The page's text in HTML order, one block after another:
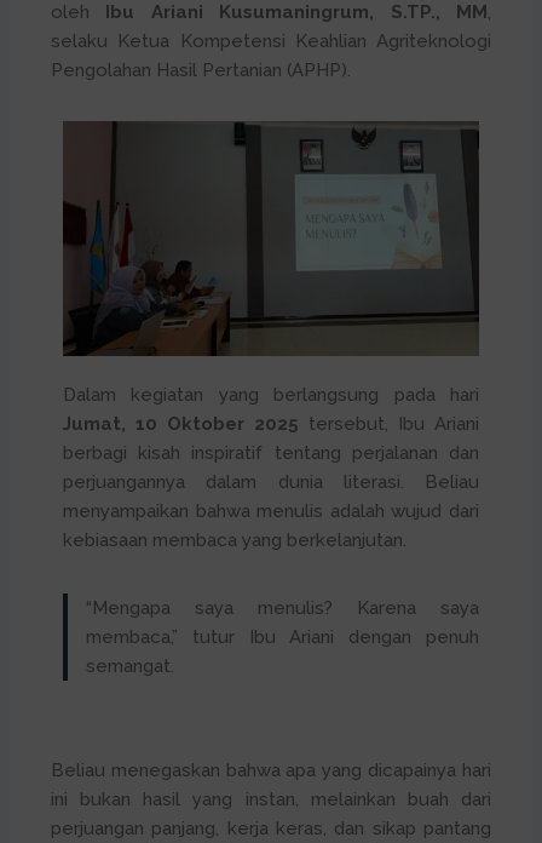
oleh Ibu Ariani Kusumaningrum, S.TP., MM,
selaku Ketua Kompetensi Keahlian Agriteknologi
Pengolahan Hasil Pertanian (APHP).
Dalam kegiatan yang berlangsung pada hari
Jumat, 10 Oktober 2025 tersebut, Ibu Ariani
berbagi kisah inspiratif tentang perjalanan dan
perjuangannya dalam dunia literasi. Beliau
menyampaikan bahwa menulis adalah wujud dari
kebiasaan membaca yang berkelanjutan.
“Mengapa saya menulis? Karena saya
membaca,” tutur Ibu Ariani dengan penuh
semangat.
Beliau menegaskan bahwa apa yang dicapainya hari
ini bukan hasil yang instan, melainkan buah dari
perjuangan panjang, kerja keras, dan sikap pantang